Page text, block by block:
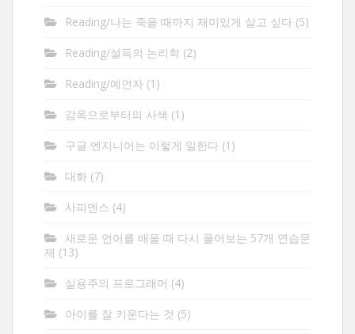
Reading/나는 죽을 때까지 재미있게 살고 싶다 (5)
Reading/설득의 논리학 (2)
Reading/예언자 (1)
감옥으로부터의 사색 (1)
구글 엔지니어는 이렇게 일한다 (1)
대화 (7)
사피엔스 (4)
새로운 언어를 배울 때 다시 풀어보는 57개 연습문
제 (13)
실용주의 프로그래머 (4)
아이를 잘 키운다는 것 (5)